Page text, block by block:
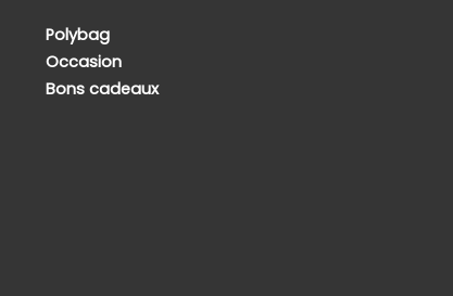
Polybag
Occasion
Bons cadeaux